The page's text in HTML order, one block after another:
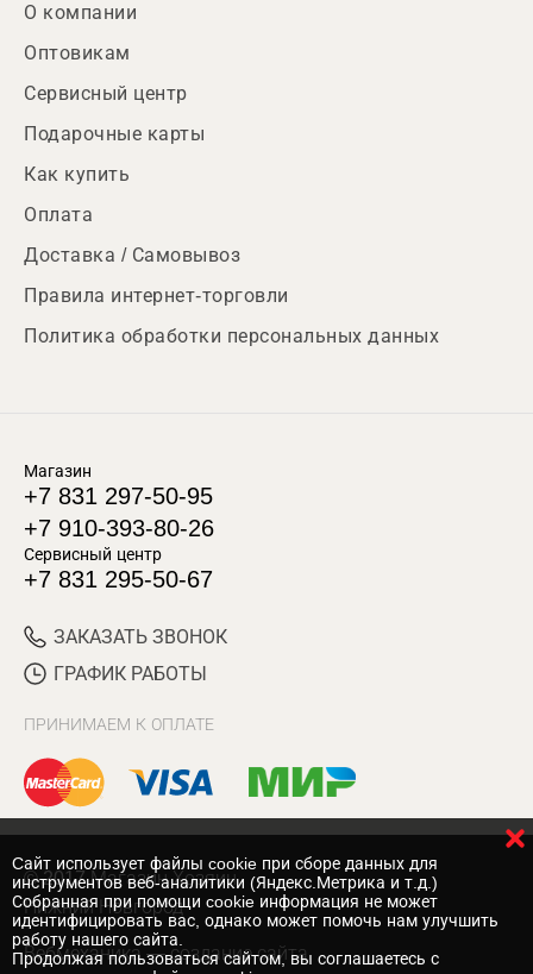
О компании
Оптовикам
Сервисный центр
Подарочные карты
Как купить
Оплата
Доставка / Самовывоз
Правила интернет-торговли
Политика обработки персональных данных
Магазин
+7 831 297-50-95
+7 910-393-80-26
Сервисный центр
+7 831 295-50-67
ЗАКАЗАТЬ ЗВОНОК
ГРАФИК РАБОТЫ
ПРИНИМАЕМ К ОПЛАТЕ
© 2017 Магазин Хозяин
Нижний Новгород
Вебмеханика — создание сайта
Cайт использует файлы cookie при сборе данных для
инструментов веб-аналитики (Яндекс.Метрика и т.д.)
Собранная при помощи cookie информация не может
идентифицировать вас, однако может помочь нам улучшить
работу нашего сайта.
Продолжая пользоваться сайтом, вы соглашаетесь с